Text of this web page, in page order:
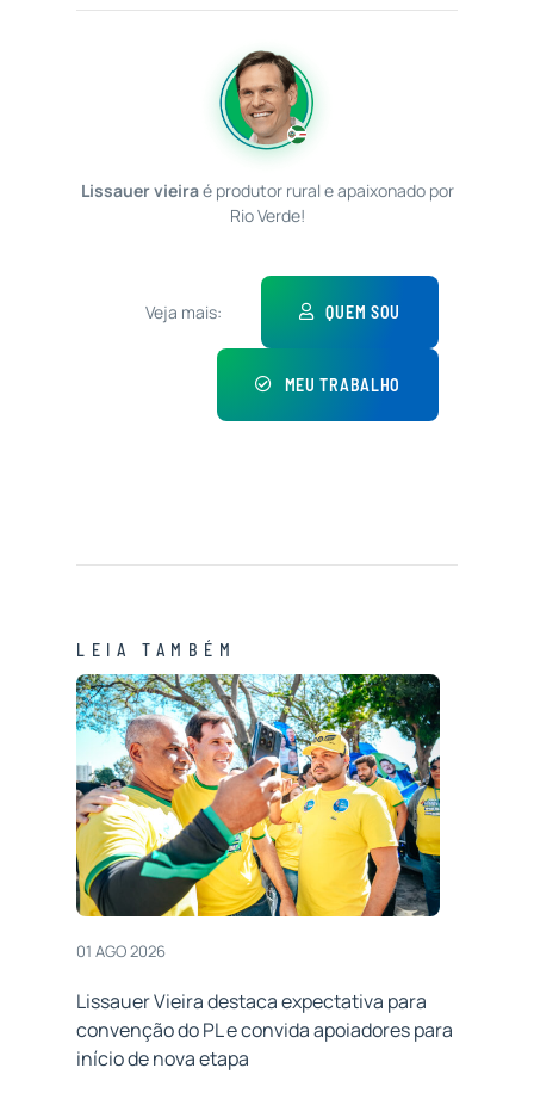
Lissauer vieiraé produtor rural e apaixonado por
Rio Verde!
Veja mais: QUEM SOU
MEU TRABALHO
LEIA TAMBÉM
01 AGO 2026
Lissauer Vieira destaca expectativa para
convenção do PL e convida apoiadores para
início de nova etapa